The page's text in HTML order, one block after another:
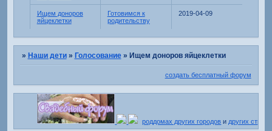
Ищем доноров
яйцеклетки
Готовимся к
родительству
2019-04-09
» Наши дети » Голосование » Ищем доноров яйцеклетки
создать бесплатный форум
роддомах других городови других стран